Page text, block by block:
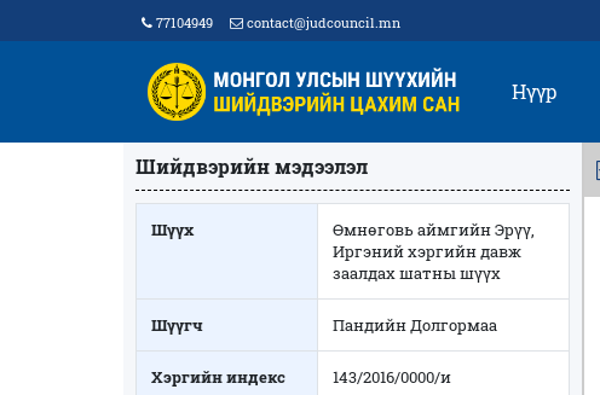
77104949 contact@judcouncil.mn
Нүүр
Шийдвэрийн мэдээлэл
Шүүх
Өмнөговь аймгийн Эрүү,
Иргэний хэргийн давж
заалдах шатны шүүх
Шүүгч Пандийн Долгормаа
Хэргийн индекс 143/2016/0000/и